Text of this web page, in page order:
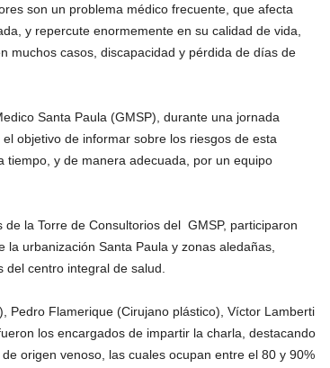
son un problema médico frecuente, que afecta
y repercute enormemente en su calidad de vida,
muchos casos, discapacidad y pérdida de días de
Santa Paula (GMSP), durante una jornada
objetivo de informar sobre los riesgos de esta
tiempo, y de manera adecuada, por un equipo
la Torre de Consultorios del GMSP, participaron
urbanización Santa Paula y zonas aledañas,
centro integral de salud.
Pedro Flamerique (Cirujano plástico), Víctor Lamberti
los encargados de impartir la charla, destacando
origen venoso, las cuales ocupan entre el 80 y 90%